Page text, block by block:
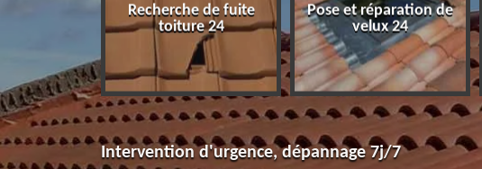
Recherche de fuite
toiture 24
Pose et réparation de
velux 24
Intervention d'urgence, dépannage 7j/7